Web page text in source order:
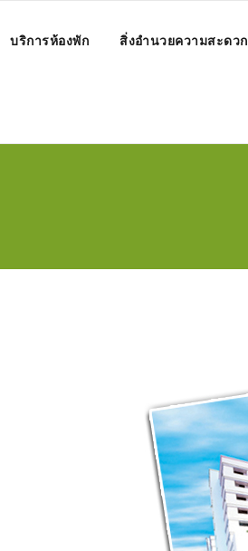
บริการห้องพัก สิ่งอำนวยความสะดวก